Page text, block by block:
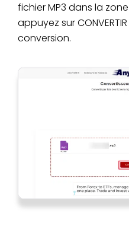
fichier MP3 dans la
appuyez sur
conversion.